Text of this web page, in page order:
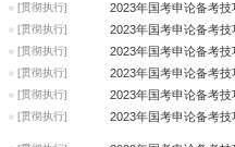
[贯彻执行]
[贯彻执行]
[贯彻执行]
[贯彻执行]
[贯彻执行]
[贯彻执行]